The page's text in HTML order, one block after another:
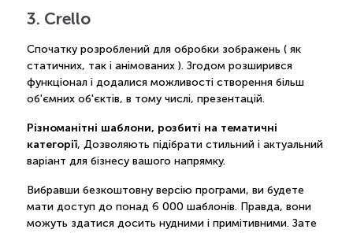
3. Crello
Спочатку розроблений для обробки зображень ( як
статичних, так і анімованих ). Згодом розширився
функціонал і додалися можливості створення більш
об'ємних об'єктів, в тому числі, презентацій.
Різноманітні шаблони, розбиті на тематичні
категорії, Дозволяють підібрати стильний і актуальний
варіант для бізнесу вашого напрямку.
Вибравши безкоштовну версію програми, ви будете
мати доступ до понад 6 000 шаблонів. Правда, вони
можуть здатися досить нудними і примітивними. Зате